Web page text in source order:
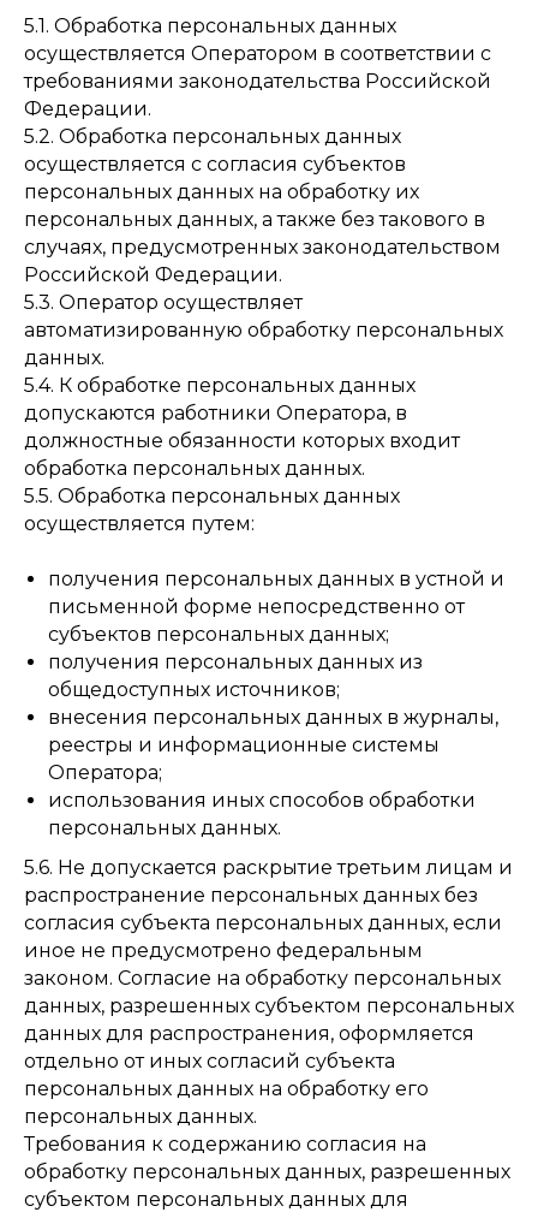
5.1. Обработка персональных данных
осуществляется Оператором в соответствии с
требованиями законодательства Российской
Федерации.
5.2. Обработка персональных данных
осуществляется с согласия субъектов
персональных данных на обработку их
персональных данных, а также без такового в
случаях, предусмотренных законодательством
Российской Федерации.
5.3. Оператор осуществляет
автоматизированную обработку персональных
данных.
5.4. К обработке персональных данных
допускаются работники Оператора, в
должностные обязанности которых входит
обработка персональных данных.
5.5. Обработка персональных данных
осуществляется путем:
получения персональных данных в устной и
письменной форме непосредственно от
субъектов персональных данных;
получения персональных данных из
общедоступных источников;
внесения персональных данных в журналы,
реестры и информационные системы
Оператора;
использования иных способов обработки
персональных данных.
5.6. Не допускается раскрытие третьим лицам и
распространение персональных данных без
согласия субъекта персональных данных, если
иное не предусмотрено федеральным
законом. Согласие на обработку персональных
данных, разрешенных субъектом персональных
данных для распространения, оформляется
отдельно от иных согласий субъекта
персональных данных на обработку его
персональных данных.
Требования к содержанию согласия на
обработку персональных данных, разрешенных
субъектом персональных данных для